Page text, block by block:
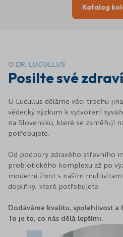
Katalog
O DR. LUCULLUS
Posilte své zdraví
U Lucullus děláme věci trochu
vědecký výzkum k vytvoření
na Slovensku, které se zaměřují
potřebujete.
Od podpory zdravého střevního
probiotického komplexu až po
moderní život s naším
doplňky, které potřebujete.
Dodáváme kvalitu, spolehlivost a
To je to, co nás dělá lepšími.